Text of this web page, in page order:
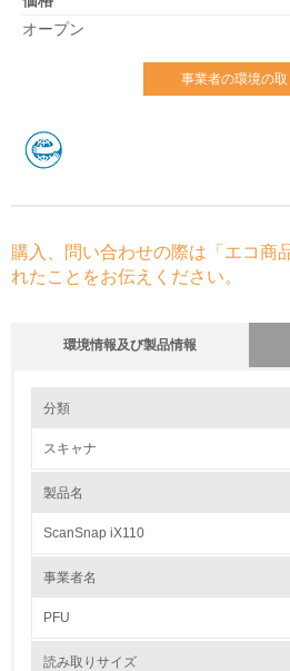
オープン
事業者の環境の
購入、問い合わせの際は「エコ商
れたことをお伝えください。
環境情報及び製品情報
1.環境取り組み体制
分類
スキャナ
製品名
ScanSnap iX110
事業者名
PFU
読み取りサイズ